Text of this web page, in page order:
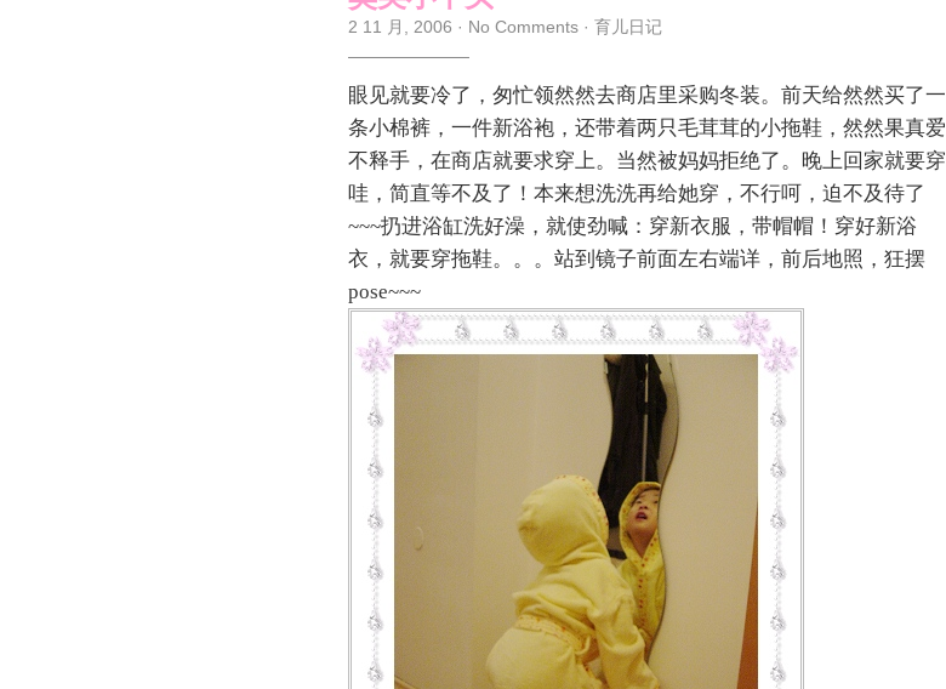
2 11 月, 2006 · No Comments · 育儿日记
眼见就要冷了，匆忙领然然去商店里采购冬装。前天给然然买了一
条小棉裤，一件新浴袍，还带着两只毛茸茸的小拖鞋，然然果真爱
不释手，在商店就要求穿上。当然被妈妈拒绝了。晚上回家就要穿
哇，简直等不及了！本来想洗洗再给她穿，不行呵，迫不及待了
~~~扔进浴缸洗好澡，就使劲喊：穿新衣服，带帽帽！穿好新浴
衣，就要穿拖鞋。。。站到镜子前面左右端详，前后地照，狂摆
pose~~~